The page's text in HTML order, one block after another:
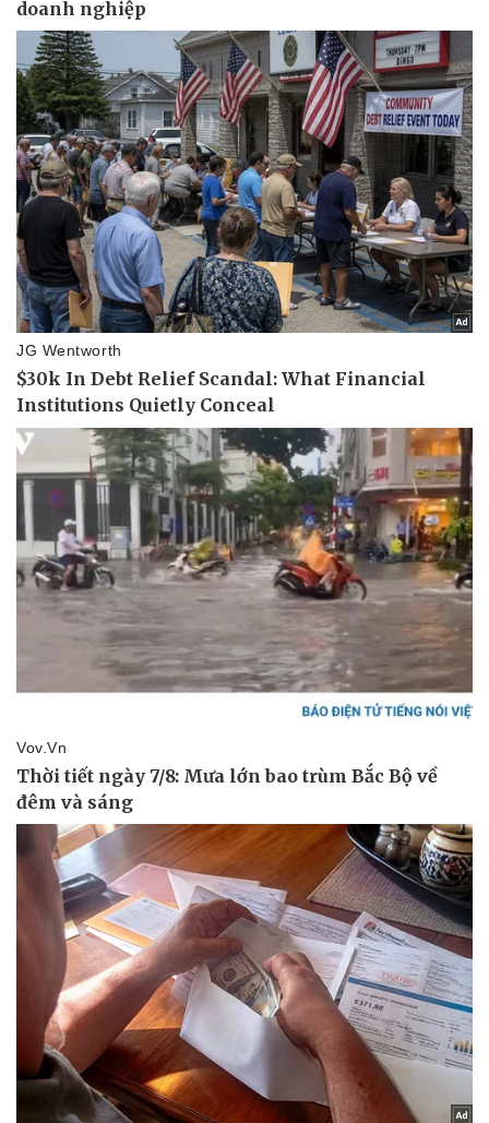
Doanh nghiệp
Thông tin doanh nghiệp
Doanh nghiệp 24h
Vì cộng đồng
Sành điệu
Chuyển đổi số